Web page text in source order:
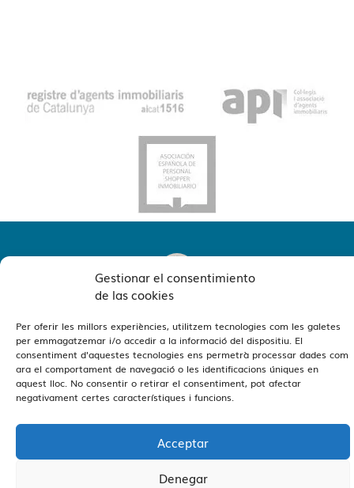
Gestionar el consentimiento
de las cookies
Per oferir les millors experiències, utilitzem tecnologies com les galetes
per emmagatzemar i/o accedir a la informació del dispositiu. El
consentiment d'aquestes tecnologies ens permetrà processar dades com
ara el comportament de navegació o les identificacions úniques en
aquest lloc. No consentir o retirar el consentiment, pot afectar
negativament certes característiques i funcions.
Acceptar
Denegar
Estamos en Barcelona y Reus Veure Oficines
Vivendex2026 Avís Legal
Política de privadesa
Política de Cookies